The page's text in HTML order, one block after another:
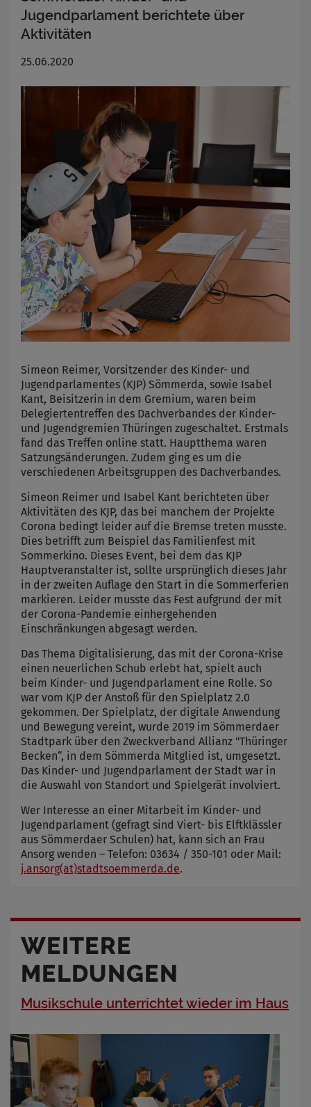
Jugendparlament berichtete über
Aktivitäten
25.06.2020
Simeon Reimer, Vorsitzender des Kinder- und
Jugendparlamentes (KJP) Sömmerda, sowie Isabel
Kant, Beisitzerin in dem Gremium, waren beim
Delegiertentreffen des Dachverbandes der Kinder-
und Jugendgremien Thüringen zugeschaltet. Erstmals
fand das Treffen online statt. Hauptthema waren
Satzungsänderungen. Zudem ging es um die
verschiedenen Arbeitsgruppen des Dachverbandes.
Simeon Reimer und Isabel Kant berichteten über
Aktivitäten des KJP, das bei manchem der Projekte
Corona bedingt leider auf die Bremse treten musste.
Dies betrifft zum Beispiel das Familienfest mit
Sommerkino. Dieses Event, bei dem das KJP
Hauptveranstalter ist, sollte ursprünglich dieses Jahr
in der zweiten Auflage den Start in die Sommerferien
markieren. Leider musste das Fest aufgrund der mit
der Corona-Pandemie einhergehenden
Einschränkungen abgesagt werden.
Das Thema Digitalisierung, das mit der Corona-Krise
einen neuerlichen Schub erlebt hat, spielt auch
beim Kinder- und Jugendparlament eine Rolle. So
war vom KJP der Anstoß für den Spielplatz 2.0
gekommen. Der Spielplatz, der digitale Anwendung
und Bewegung vereint, wurde 2019 im Sömmerdaer
Stadtpark über den Zweckverband Allianz "Thüringer
Becken“, in dem Sömmerda Mitglied ist, umgesetzt.
Das Kinder- und Jugendparlament der Stadt war in
die Auswahl von Standort und Spielgerät involviert.
Wer Interesse an einer Mitarbeit im Kinder- und
Jugendparlament (gefragt sind Viert- bis Elftklässler
aus Sömmerdaer Schulen) hat, kann sich an Frau
Ansorg wenden – Telefon: 03634 / 350-101 oder Mail:
j.ansorg(at)stadtsoemmerda.de.
WEITERE
MELDUNGEN
Musikschule unterrichtet wieder im Haus